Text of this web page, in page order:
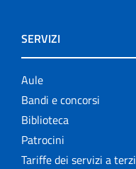
SERVIZI
Aule
Bandi e concorsi
Biblioteca
Patrocini
Tariffe dei servizi a terzi